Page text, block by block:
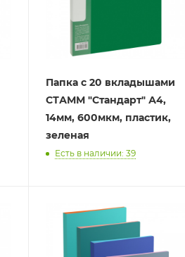
Папка с 20 вкладышами
СТАММ "Стандарт" А4,
14мм, 600мкм, пластик,
зеленая
Есть в наличии: 39